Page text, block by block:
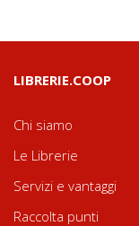
LIBRERIE.COOP
Chi siamo
Le Librerie
Servizi e vantaggi
Raccolta punti